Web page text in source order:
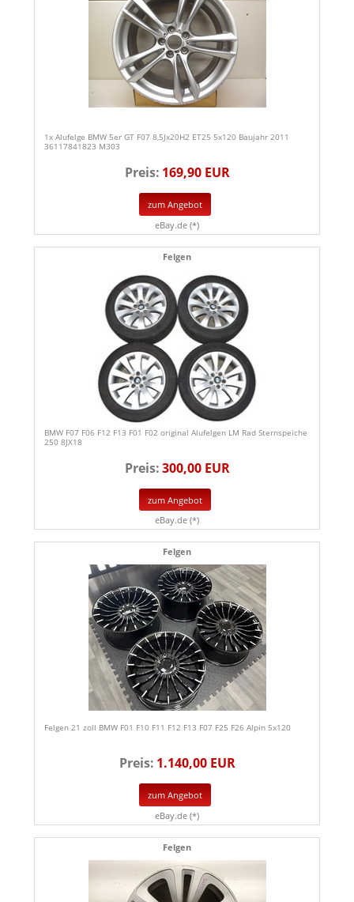
1x Alufelge BMW 5er GT F07 8,5Jx20H2 ET25 5x120 Baujahr 2011
36117841823 M303
Preis: 169,90 EUR
zum Angebot
eBay.de (*)
Felgen
BMW F07 F06 F12 F13 F01 F02 original Alufelgen LM Rad Sternspeiche
250 8JX18
Preis:300,00 EUR
zum Angebot
eBay.de (*)
Felgen
Felgen 21 zoll BMW F01 F10 F11 F12 F13 F07 F25 F26 Alpin 5x120
Preis: 1.140,00 EUR
zum Angebot
eBay.de (*)
Felgen